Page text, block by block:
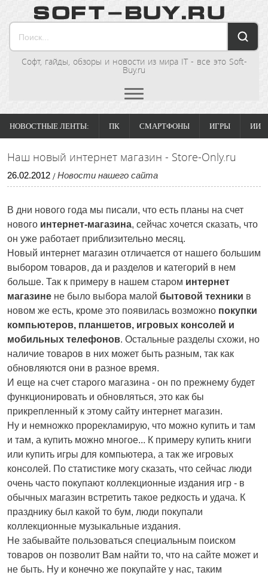
Софт, гайды, обзоры и новости из мира IT - все это Soft-
Buy.ru
НОВОСТНЫЕ ЛЕНТЫ: ПК СМАРТФОНЫ ИГРЫ ИИ
Наш новый интернет магазин - Store-Only.ru
26.02.2012 / Новости нашего сайта
В дни нового года мы писали, что есть планы на счет
нового интернет-магазина, сейчас хочется сказать, что
он уже работает приблизительно месяц.
Новый интернет магазин отличается от нашего большим
выбором товаров, да и разделов и категорий в нем
больше. Так к примеру в нашем старом интернет
магазине не было выбора малой бытовой техники в
новом же есть, кроме это появилась возможно покупки
компьютеров, планшетов, игровых консолей и
мобильных телефонов. Остальные разделы схожи, но
наличие товаров в них может быть разным, так как
обновляются они в разное время.
И еще на счет старого магазина - он по прежнему будет
функционировать и обновляться, это как бы
прикрепленный к этому сайту интернет магазин.
Ну и немножко прорекламирую, что можно купить и там
и там, а купить можно многое... К примеру купить книги
или купить игры для компьютера, а так же игровых
консолей. По статистике могу сказать, что сейчас люди
очень часто покупают коллекционные издания игр - в
обычных магазин встретить такое редкость и удача. К
празднику был какой то бум, люди покупали
коллекционные музыкальные издания.
Не забывайте пользоваться специальным поиском
товаров он позволит Вам найти то, что на сайте может и
не быть. Ну и конечно же покупайте у нас, таким